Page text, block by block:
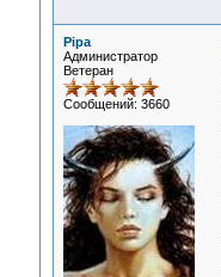
Pipa
Администратор
Ветеран
Сообщений: 3660